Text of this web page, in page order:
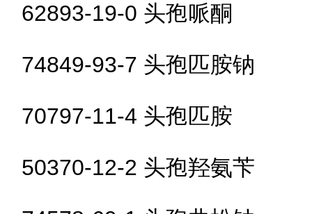
62893-19-0 头孢哌酮
74849-93-7 头孢匹胺钠
70797-11-4 头孢匹胺
50370-12-2 头孢羟氨苄